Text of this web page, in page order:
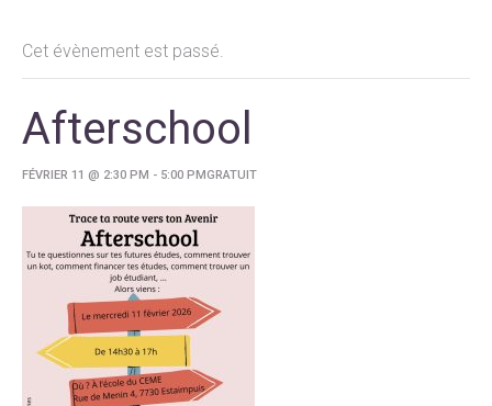
Cet évènement est passé.
Afterschool
FÉVRIER 11 @ 2:30 PM - 5:00 PMGRATUIT